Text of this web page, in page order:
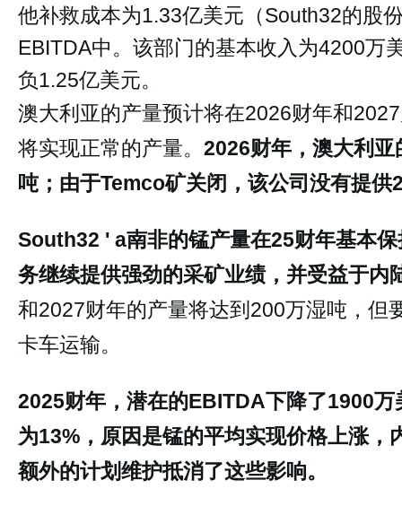
他补救成本为1.33亿美元（South32的股
EBITDA中。该部门的基本收入为4200万
负1.25亿美元。
澳大利亚的产量预计将在2026财年和
将实现正常的产量。 2026财年，澳大利
吨；由于Temco矿关闭，该公司没有提供
South32 ' a南非的锰产量在25财年基本
务继续提供强劲的采矿业绩，并受益于内
和2027财年的产量将达到200万湿吨，但
卡车运输。
2025财年，潜在的EBITDA下降了1900
为13%，原因是锰的平均实现价格上涨，
额外的计划维护抵消了这些影响。